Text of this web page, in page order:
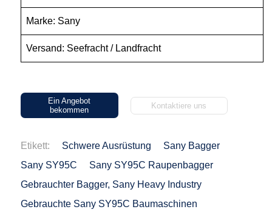
Marke: Sany
Versand: Seefracht / Landfracht
Ein Angebot
bekommen
Kontaktiere uns
Etikett: Schwere Ausrüstung
Sany Bagger
Sany SY95C
Sany SY95C Raupenbagger
Gebrauchter Bagger, Sany Heavy Industry
Gebrauchte Sany SY95C Baumaschinen